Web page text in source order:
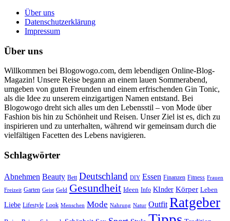
Über uns
Datenschutzerklärung
Impressum
Über uns
Willkommen bei Blogowogo.com, dem lebendigen Online-Blog-
Magazin! Unsere Reise begann an einem lauen Sommerabend,
umgeben von guten Freunden und einem erfrischenden Gin Tonic,
als die Idee zu unserem einzigartigen Namen entstand. Bei
Blogowogo dreht sich alles um den Lebensstil – von Mode über
Fashion bis hin zu Schönheit und Reisen. Unser Ziel ist es, dich zu
inspirieren und zu unterhalten, während wir gemeinsam durch die
vielfältigen Facetten des Lebens navigieren.
Schlagwörter
Abnehmen Beauty Bett Deutschland DIY Essen Finanzen Fitness Frauen
Freizeit Garten Geist Geld Gesundheit Ideen Info KInder Körper Leben
Liebe Lifestyle Look Menschen Mode Nahrung Natur Outfit Ratgeber